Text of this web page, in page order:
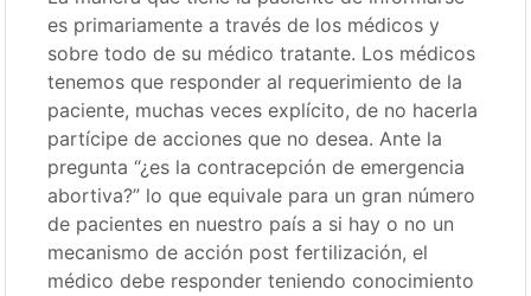
es primariamente a través de los médicos y
sobre todo de su médico tratante. Los médicos
tenemos que responder al requerimiento de la
paciente, muchas veces explícito, de no hacerla
partícipe de acciones que no desea. Ante la
pregunta “¿es la contracepción de emergencia
abortiva?” lo que equivale para un gran número
de pacientes en nuestro país a si hay o no un
mecanismo de acción post fertilización, el
médico debe responder teniendo conocimiento